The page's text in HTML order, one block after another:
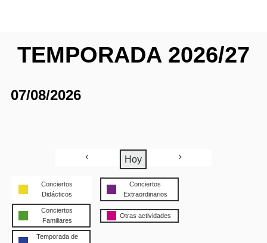
TEMPORADA 2026/27
07/08/2026
Hoy
Conciertos
Didácticos
Conciertos
Extraordinarios
Conciertos
Familiares
Otras actividades
Temporada de